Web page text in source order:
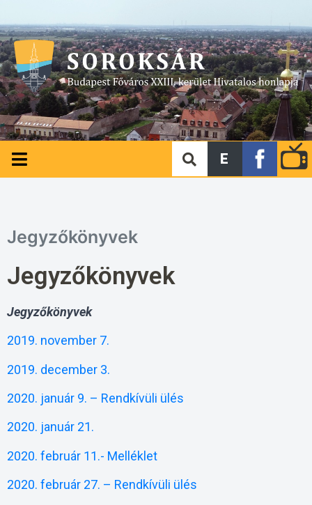
E
Jegyzőkönyvek
Jegyzőkönyvek
Jegyzőkönyvek
2019. november 7.
2019. december 3.
2020. január 9. – Rendkívüli ülés
2020. január 21.
2020. február 11.- Melléklet
2020. február 27. – Rendkívüli ülés